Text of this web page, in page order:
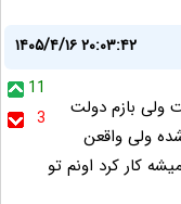
۱۴۰۵/۴/۱۶ ۲۰:۰۳:۴۲
11
3
ولی بازم دولت
ولی واقعن
یک ماه نمیشه کار کرد اونم تو